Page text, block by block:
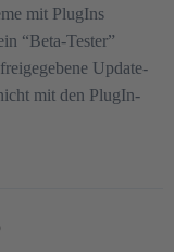
mit PlugIns
“Beta-Tester”
Update-
mit den PlugIn-